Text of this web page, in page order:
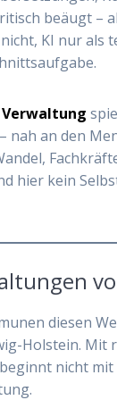
beäugt –
KI nur als
nah an den
hier kein
diesen
Holstein.
nicht